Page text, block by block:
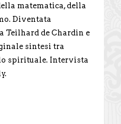
matematica, della
Diventata
Teilhard de Chardin e
sintesi tra
spirituale. Intervista